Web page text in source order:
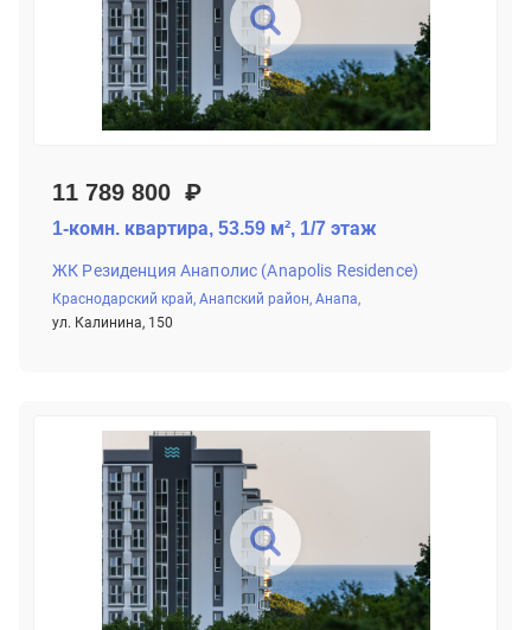
1-комн. квартира, 53.59 м², 1/7 этаж
ЖК Резиденция Анаполис (Anapolis Residence)
Краснодарский край, Анапский район, Анапа,
ул. Калинина, 150
11 789 800 ₽